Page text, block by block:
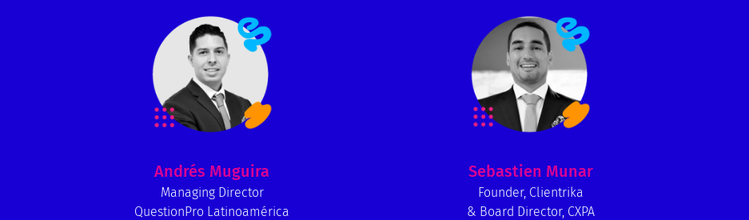
Andrés Muguira
Managing Director
QuestionPro Latinoamérica
Sebastien Munar
Founder, Clientrika
& Board Director, CXPA